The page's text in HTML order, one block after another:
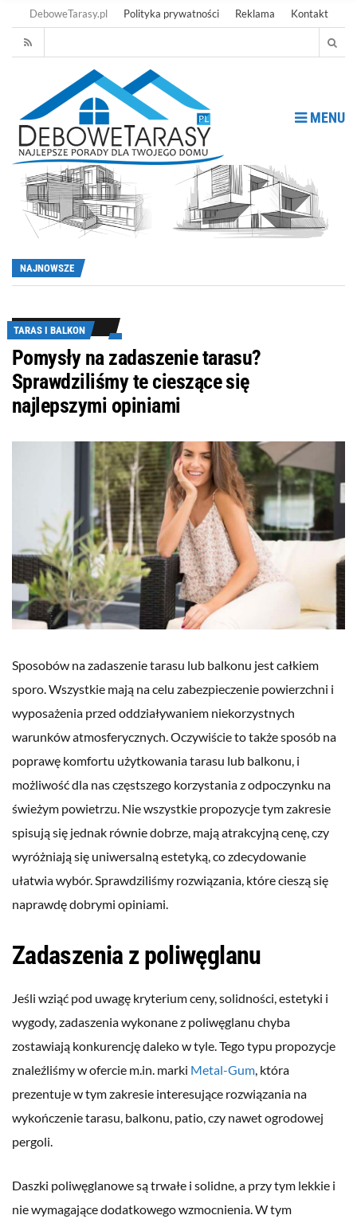
DeboweTarasy.pl Polityka prywatności Reklama Kontakt
MENU
NAJNOWSZE
TARAS I BALKON
Pomysły na zadaszenie tarasu?
Sprawdziliśmy te cieszące się
najlepszymi opiniami
Sposobów na zadaszenie tarasu lub balkonu jest całkiem
sporo. Wszystkie mają na celu zabezpieczenie powierzchni i
wyposażenia przed oddziaływaniem niekorzystnych
warunków atmosferycznych. Oczywiście to także sposób na
poprawę komfortu użytkowania tarasu lub balkonu, i
możliwość dla nas częstszego korzystania z odpoczynku na
świeżym powietrzu. Nie wszystkie propozycje tym zakresie
spisują się jednak równie dobrze, mają atrakcyjną cenę, czy
wyróżniają się uniwersalną estetyką, co zdecydowanie
ułatwia wybór. Sprawdziliśmy rozwiązania, które cieszą się
naprawdę dobrymi opiniami.
Zadaszenia z poliwęglanu
Jeśli wziąć pod uwagę kryterium ceny, solidności, estetyki i
wygody, zadaszenia wykonane z poliwęglanu chyba
zostawiają konkurencję daleko w tyle. Tego typu propozycje
znaleźliśmy w ofercie m.in. marki Metal-Gum, która
prezentuje w tym zakresie interesujące rozwiązania na
wykończenie tarasu, balkonu, patio, czy nawet ogrodowej
pergoli.
Daszki poliwęglanowe są trwałe i solidne, a przy tym lekkie i
nie wymagające dodatkowego wzmocnienia. W tym